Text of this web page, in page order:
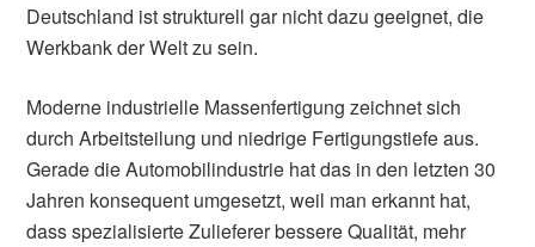
Deutschland ist strukturell gar nicht dazu geeignet, die
Werkbank der Welt zu sein.
Moderne industrielle Massenfertigung zeichnet sich
durch Arbeitsteilung und niedrige Fertigungstiefe aus.
Gerade die Automobilindustrie hat das in den letzten 30
Jahren konsequent umgesetzt, weil man erkannt hat,
dass spezialisierte Zulieferer bessere Qualität, mehr